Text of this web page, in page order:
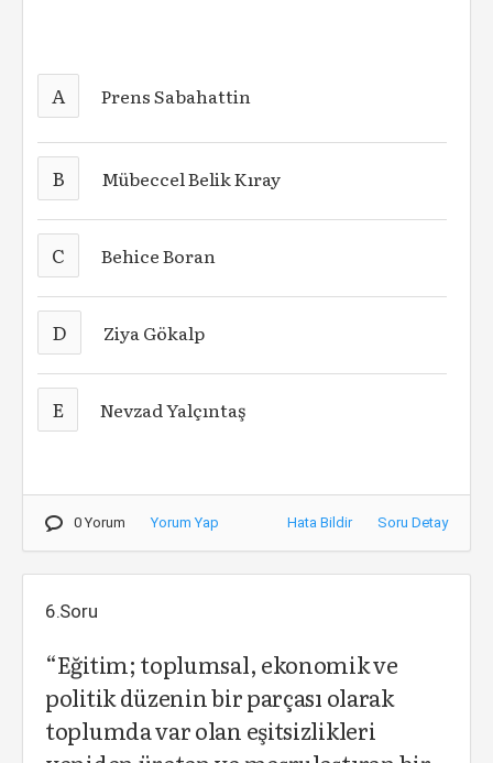
A Prens Sabahattin
B Mübeccel Belik Kıray
C Behice Boran
D Ziya Gökalp
E Nevzad Yalçıntaş
0 Yorum Yorum Yap Hata Bildir Soru Detay
6.Soru
“Eğitim; toplumsal, ekonomik ve
politik düzenin bir parçası olarak
toplumda var olan eşitsizlikleri